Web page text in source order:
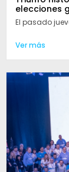
elecciones
El pasado
Ver más